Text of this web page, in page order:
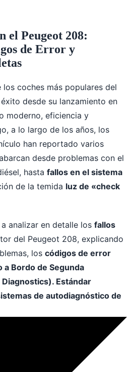
el Peugeot 208:
de Error y
los coches más populares del
desde su lanzamiento en
moderno, eficiencia y
a lo largo de los años, los
han reportado varios
desde problemas con el
hasta fallos en el sistema
de la temida luz de «check
analizar en detalle los fallos
del Peugeot 208, explicando
los códigos de error
a Bordo de Segunda
Estándar
de autodiagnóstico de